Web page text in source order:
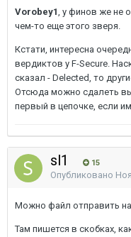
Vorobey1, у финов же не
чем-то еще этого зверя.
Кстати, интересна
вердиктов у F-Secure.
сказал - Delected, то
Отсюда можно сдалеть
первый в цепочке, если
sl1 15
Опубликовано
Можно файл отправить
Там пишется в скобках,